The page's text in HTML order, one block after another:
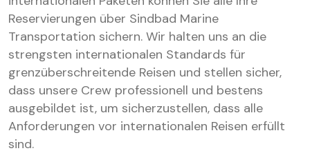
Reservierungen über Sindbad Marine
Transportation sichern. Wir halten uns an die
strengsten internationalen Standards für
grenzüberschreitende Reisen und stellen sicher,
dass unsere Crew professionell und bestens
ausgebildet ist, um sicherzustellen, dass alle
Anforderungen vor internationalen Reisen erfüllt
sind.